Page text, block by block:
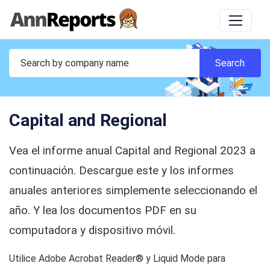
Capital and Regional
Vea el informe anual Capital and Regional 2023 a
continuación. Descargue este y los informes
anuales anteriores simplemente seleccionando el
año. Y lea los documentos PDF en su
computadora y dispositivo móvil.
Utilice Adobe Acrobat Reader® y Liquid Mode para